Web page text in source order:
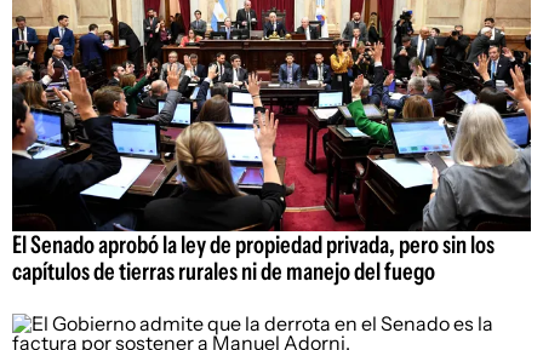
El Senado aprobó la ley de propiedad privada, pero sin los
capítulos de tierras rurales ni de manejo del fuego